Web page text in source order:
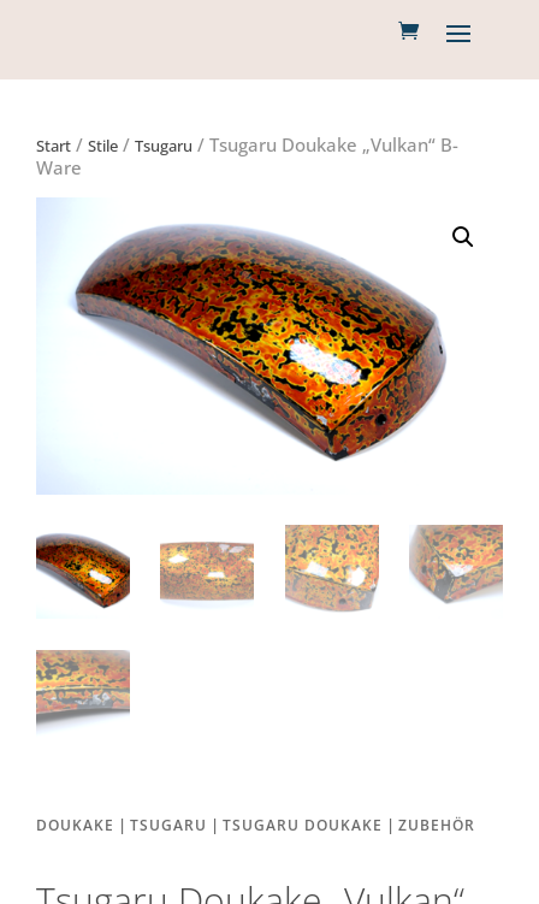
Start / Stile / Tsugaru / Tsugaru Doukake „Vulkan“ B-
Ware
DOUKAKE | TSUGARU | TSUGARU DOUKAKE | ZUBEHÖR